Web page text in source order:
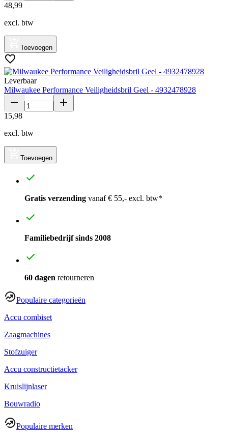
48,99
excl. btw
Toevoegen
Leverbaar
Milwaukee Performance Veiligheidsbril Geel - 4932478928
15,98
excl. btw
Toevoegen
Gratis verzending vanaf € 55,- excl. btw*
Familiebedrijf sinds 2008
60 dagen retourneren
Populaire categorieën
Accu combiset
Zaagmachines
Stofzuiger
Accu constructietacker
Kruislijnlaser
Bouwradio
Populaire merken